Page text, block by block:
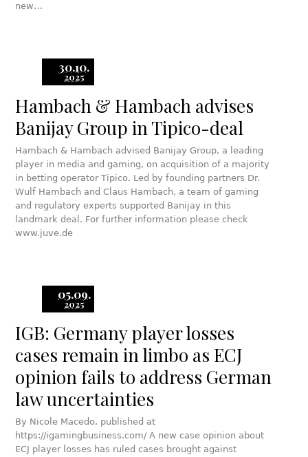
new…
30.10.
2025
Hambach & Hambach advises
Banijay Group in Tipico-deal
Hambach & Hambach advised Banijay Group, a leading
player in media and gaming, on acquisition of a majority
in betting operator Tipico. Led by founding partners Dr.
Wulf Hambach and Claus Hambach, a team of gaming
and regulatory experts supported Banijay in this
landmark deal. For further information please check
www.juve.de
05.09.
2025
IGB: Germany player losses
cases remain in limbo as ECJ
opinion fails to address German
law uncertainties
By Nicole Macedo, published at
https://igamingbusiness.com/ A new case opinion about
ECJ player losses has ruled cases brought against